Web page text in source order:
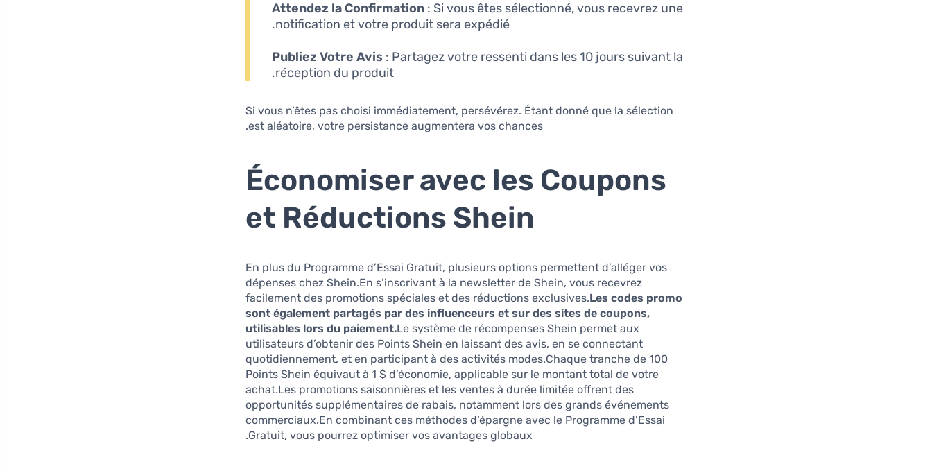
Attendez la Confirmation : Si vous êtes sélectionné, vous recevrez une
notification et votre produit sera expédié.
Publiez Votre Avis : Partagez votre ressenti dans les 10 jours suivant la
réception du produit.
Si vous n’êtes pas choisi immédiatement, persévérez. Étant donné que la sélection
est aléatoire, votre persistance augmentera vos chances.
Économiser avec les Coupons
et Réductions Shein
En plus du Programme d’Essai Gratuit, plusieurs options permettent d’alléger vos
dépenses chez Shein.En s’inscrivant à la newsletter de Shein, vous recevrez
facilement des promotions spéciales et des réductions exclusives.Les codes promo
sont également partagés par des influenceurs et sur des sites de coupons,
utilisables lors du paiement.Le système de récompenses Shein permet aux
utilisateurs d’obtenir des Points Shein en laissant des avis, en se connectant
quotidiennement, et en participant à des activités modes.Chaque tranche de 100
Points Shein équivaut à 1 $ d’économie, applicable sur le montant total de votre
achat.Les promotions saisonnières et les ventes à durée limitée offrent des
opportunités supplémentaires de rabais, notamment lors des grands événements
commerciaux.En combinant ces méthodes d’épargne avec le Programme d’Essai
Gratuit, vous pourrez optimiser vos avantages globaux.